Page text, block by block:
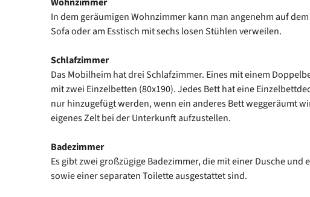
In dem geräumigen Wohnzimmer kann man angenehm auf
Sofa oder am Esstisch mit sechs losen Stühlen verweilen.
Schlafzimmer
Das Mobilheim hat drei Schlafzimmer. Eines mit einem
mit zwei Einzelbetten (80x190). Jedes Bett hat eine
nur hinzugefügt werden, wenn ein anderes Bett weggeräumt
eigenes Zelt bei der Unterkunft aufzustellen.
Badezimmer
Es gibt zwei großzügige Badezimmer, die mit einer Dusche und
sowie einer separaten Toilette ausgestattet sind.